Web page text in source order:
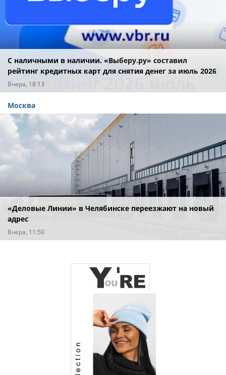
С наличными в наличии. «Выберу.ру» составил
рейтинг кредитных карт для снятия денег за июль 2026
года
Вчера, 18:13
Москва
«Деловые Линии» в Челябинске переезжают на новый
адрес
Вчера, 11:50